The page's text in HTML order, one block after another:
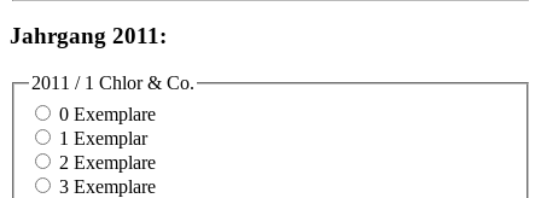
Jahrgang 2011:
2011 / 1 Chlor & Co.
0 Exemplare
1 Exemplar
2 Exemplare
3 Exemplare